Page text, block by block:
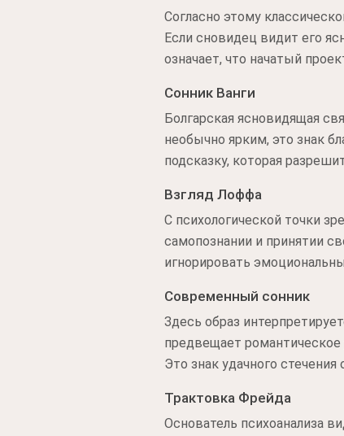
Согласно этому
Если сновидец видит его
означает, что начатый
Сонник Ванги
Болгарская ясновидящая
необычно ярким, это знак
подсказку, которая
Взгляд Лоффа
С психологической точки
самопознании и принятии
игнорировать
Современный сонник
Здесь образ
предвещает романтическое
Это знак удачного
Трактовка Фрейда
Основатель психоанализа